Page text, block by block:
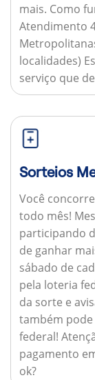
mais. Como
Atendimento
localidades)
serviço que
Sorteios
Você
todo mês!
participando
de ganhar
sábado de
pela loteria
da sorte e
também
federal!
pagamento
ok?